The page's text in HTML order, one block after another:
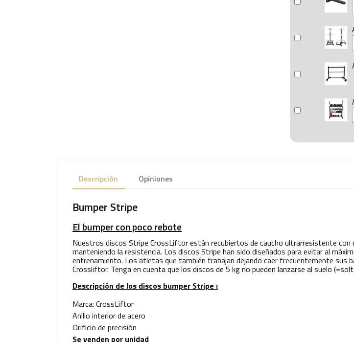
Descripción Opiniones
Bumper Stripe
El bumper con poco rebote
Nuestros discos Stripe CrossLiftor están recubiertos de caucho ultrarresistente con
manteniendo la resistencia. Los discos Stripe han sido diseñados para evitar al
entrenamiento. Los atletas que también trabajan dejando caer frecuentemente sus
Crossliftor. Tenga en cuenta que los discos de 5 kg no pueden lanzarse al suelo
Descripción de los discos bumper Stripe :
Marca: CrossLiftor
Anillo interior de acero
Orificio de precisión
Se venden por unidad